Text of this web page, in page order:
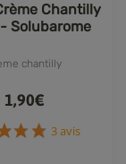
Chantilly
Solubarome
chantilly
1,90€